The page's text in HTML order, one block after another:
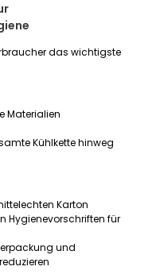
das wichtigste
Materialien
Kühlkette hinweg
Karton
Hygienevorschriften für
und